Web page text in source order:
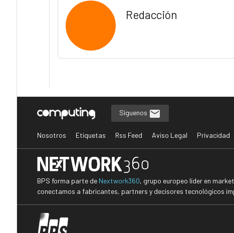
Redacción
Síguenos
Nosotros Etiquetas Rss Feed Aviso Legal Privacidad
BPS forma parte de Nextwork360, grupo europeo líder en
conectamos a fabricantes, partners y decisores tecnológicos